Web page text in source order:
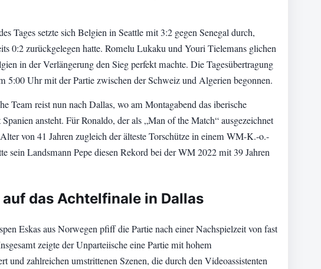
Tages setzte sich Belgien in Seattle mit 3:2 gegen Senegal durch,
0:2 zurückgelegen hatte. Romelu Lukaku und Youri Tielemans glichen
in der Verlängerung den Sieg perfekt machte. Die Tagesübertragung
5:00 Uhr mit der Partie zwischen der Schweiz und Algerien begonnen.
Team reist nun nach Dallas, wo am Montagabend das iberische
ansteht. Für Ronaldo, der als „Man of the Match“ ausgezeichnet
von 41 Jahren zugleich der älteste Torschütze in einem WM-K.-o.-
sein Landsmann Pepe diesen Rekord bei der WM 2022 mit 39 Jahren
das Achtelfinale in Dallas
Eskas aus Norwegen pfiff die Partie nach einer Nachspielzeit von fast
zeigte der Unparteiische eine Partie mit hohem
und zahlreichen umstrittenen Szenen, die durch den Videoassistenten